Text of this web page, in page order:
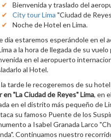
Bienvenida y traslado del
City tour Lima "Ciudad de
Noche de Hotel en Lima.
día estaremos esperándole en el
a la hora de llegada de su vuelo
en el aeropuerto
al Hotel.
la tarde le recogeremos de su hotel
en "La Ciudad de Reyes" Lima, en
en el distrito más pequeño de
su famoso Puente de los
a Isabel Granada Larco
Continuamos nuestro